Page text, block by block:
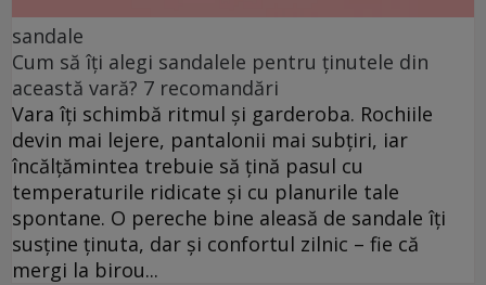
sandale
Cum să îți alegi sandalele pentru ținutele din
această vară? 7 recomandări
Vara îți schimbă ritmul și garderoba. Rochiile
devin mai lejere, pantalonii mai subțiri, iar
încălțămintea trebuie să țină pasul cu
temperaturile ridicate și cu planurile tale
spontane. O pereche bine aleasă de sandale îți
susține ținuta, dar și confortul zilnic – fie că
mergi la birou...